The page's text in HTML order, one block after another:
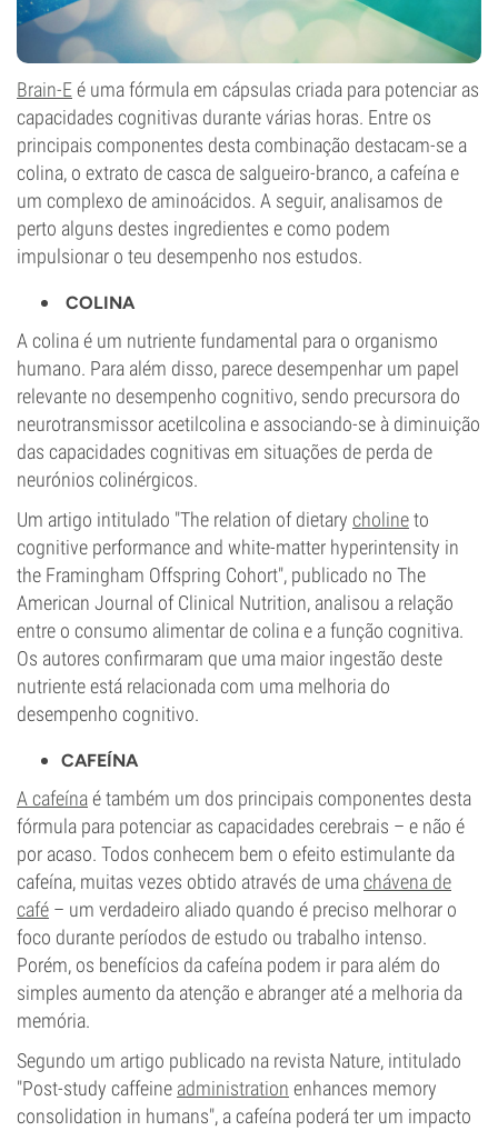
Brain-Eé uma fórmula em cápsulas criada para potenciar as
capacidades cognitivas durante várias horas. Entre os
principais componentes desta combinação destacam-se a
colina, o extrato de casca de salgueiro-branco, a cafeína e
um complexo de aminoácidos. A seguir, analisamos de
perto alguns destes ingredientes e como podem
impulsionar o teu desempenho nos estudos.
COLINA
A colina é um nutriente fundamental para o organismo
humano. Para além disso, parece desempenhar um papel
relevante no desempenho cognitivo, sendo precursora do
neurotransmissor acetilcolina e associando-se à diminuição
das capacidades cognitivas em situações de perda de
neurónios colinérgicos.
Um artigo intitulado "The relation of dietary cholineto
cognitive performance and white-matter hyperintensity in
the Framingham Offspring Cohort", publicado no The
American Journal of Clinical Nutrition, analisou a relação
entre o consumo alimentar de colina e a função cognitiva.
Os autores confirmaram que uma maior ingestão deste
nutriente está relacionada com uma melhoria do
desempenho cognitivo.
CAFEÍNA
A cafeínaé também um dos principais componentes desta
fórmula para potenciar as capacidades cerebrais – e não é
por acaso. Todos conhecem bem o efeito estimulante da
cafeína, muitas vezes obtido através de umachávena de
café – um verdadeiro aliado quando é preciso melhorar o
foco durante períodos de estudo ou trabalho intenso.
Porém, os benefícios da cafeína podem ir para além do
simples aumento da atenção e abranger até a melhoria da
memória.
Segundo um artigo publicado na revista Nature, intitulado
"Post-study caffeine administration enhances memory
consolidation in humans", a cafeína poderá ter um impacto